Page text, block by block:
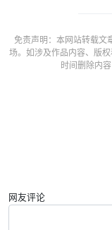
免责声明：本网站转载文
场。如涉及作品内容、版
时间删除内
网友评论